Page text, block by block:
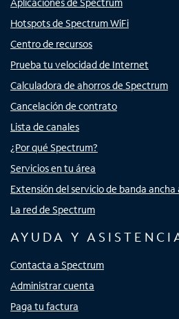
Aplicaciones de Spectrum
Hotspots de Spectrum WiFi
Centro de recursos
Prueba tu velocidad de Internet
Calculadora de ahorros de Spectrum
Cancelación de contrato
Lista de canales
¿Por qué Spectrum?
Servicios en tu área
Extensión del servicio de banda ancha
La red de Spectrum
AYUDA Y
Contacta a Spectrum
Administrar cuenta
Paga tu factura